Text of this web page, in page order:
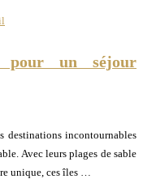
pour un séjour
destinations incontournables
Avec leurs plages de sable
unique, ces îles …